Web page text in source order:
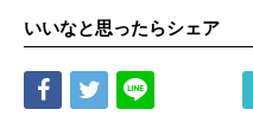
いいなと思ったらシェア
Share Tweet